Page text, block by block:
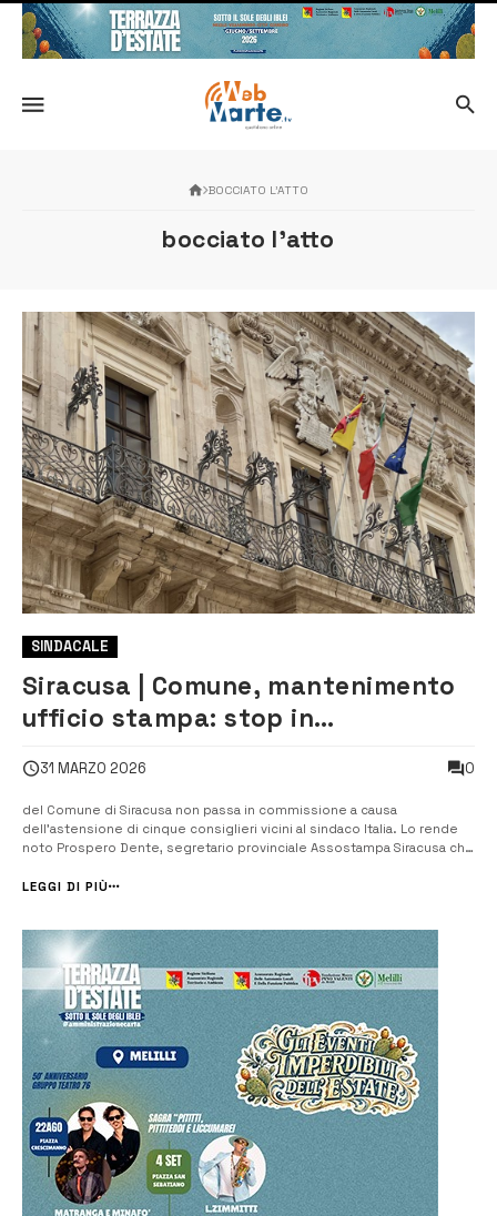
BOCCIATO L’ATTO
bocciato l’atto
SINDACALE
Siracusa | Comune, mantenimento
ufficio stampa: stop in
astiene e boccia l’atto
31 MARZO 2026 0
del Comune di Siracusa non passa in commissione a causa
dell’astensione di cinque consiglieri vicini al sindaco Italia. Lo rende
noto Prospero Dente, segretario provinciale Assostampa Siracusa che
permanente Ivan Scimonelli, Francesco Vaccaro, Salvatore La Runa,
LEGGI DI PIÙ